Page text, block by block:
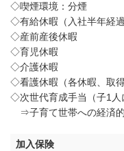
◇喫煙環境：分煙
◇有給休暇（入社半年経過
◇産前産後休暇
◇育児休暇
◇介護休暇
◇看護休暇（各休暇、取得
◇次世代育成手当（子1人
⇒子育て世帯への経済
加入保険